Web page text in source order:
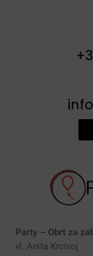
Party – Obrt za
vl. Anita Krcivoj